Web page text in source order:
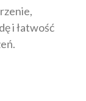
i łatwość